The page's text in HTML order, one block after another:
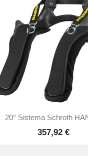
Vista rápida
20° Sistema Schroth
357,92 €